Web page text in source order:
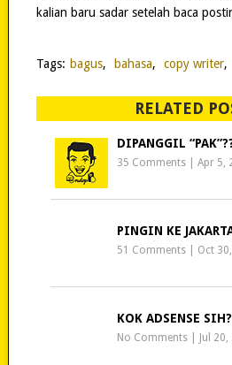
kalian baru sadar setelah baca
Tags: bagus, bahasa, copy writer,
RELATED
DIPANGGIL
35 Comments |Apr 5,
PINGIN KE
51 Comments Oct
KOK ADSENSE SIH?
No Comments Jul